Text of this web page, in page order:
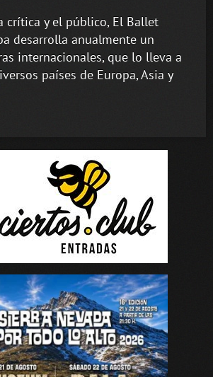
crítica y el público, El Ballet
desarrolla anualmente un
internacionales, que lo lleva a
países de Europa, Asia y